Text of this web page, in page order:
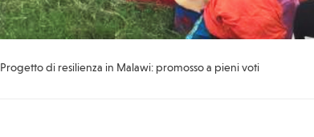
Progetto di resilienza in Malawi: promosso a pieni voti